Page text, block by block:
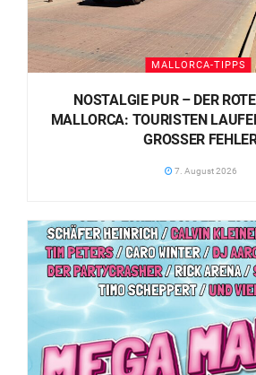
MALLORCA-TIPPS
NOSTALGIE PUR – DER
MALLORCA: TOURISTEN
GROSSER FEHLER
7. August 2026